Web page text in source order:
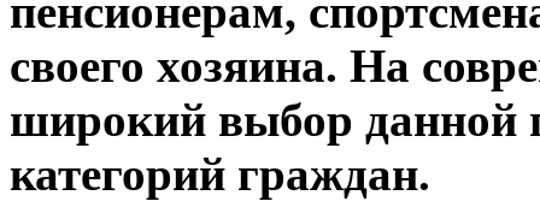
пенсионерам,
своего хозяина. На
широкий выбор данной
категорий граждан.